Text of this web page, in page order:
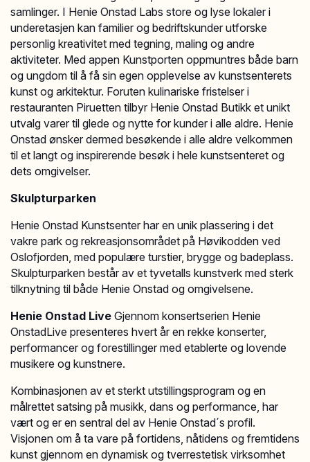
samlinger. I Henie Onstad Labs store og lyse lokaler i
underetasjen kan familier og bedriftskunder utforske
personlig kreativitet med tegning, maling og andre
aktiviteter. Med appen Kunstporten oppmuntres både barn
og ungdom til å få sin egen opplevelse av kunstsenterets
kunst og arkitektur. Foruten kulinariske fristelser i
restauranten Piruetten tilbyr Henie Onstad Butikk et unikt
utvalg varer til glede og nytte for kunder i alle aldre. Henie
Onstad ønsker dermed besøkende i alle aldre velkommen
til et langt og inspirerende besøk i hele kunstsenteret og
dets omgivelser.
Skulpturparken
Henie Onstad Kunstsenter har en unik plassering i det
vakre park og rekreasjonsområdet på Høvikodden ved
Oslofjorden, med populære turstier, brygge og badeplass.
Skulpturparken består av et tyvetalls kunstverk med sterk
tilknytning til både Henie Onstad og omgivelsene.
Henie Onstad Live Gjennom konsertserien Henie
OnstadLive presenteres hvert år en rekke konserter,
performancer og forestillinger med etablerte og lovende
musikere og kunstnere.
Kombinasjonen av et sterkt utstillingsprogram og en
målrettet satsing på musikk, dans og performance, har
vært og er en sentral del av Henie Onstad´s profil.
Visjonen om å ta vare på fortidens, nåtidens og fremtidens
kunst gjennom en dynamisk og tverrestetisk virksomhet